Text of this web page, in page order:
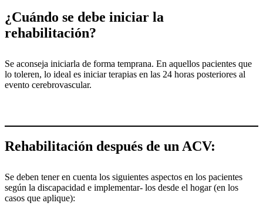
¿Cuándo se debe iniciar la
rehabilitación?
Se aconseja iniciarla de forma temprana. En aquellos pacientes que
lo toleren, lo ideal es iniciar terapias en las 24 horas posteriores al
evento cerebrovascular.
Rehabilitación después de un ACV:
Se deben tener en cuenta los siguientes aspectos en los pacientes
según la discapacidad e implementar- los desde el hogar (en los
casos que aplique):